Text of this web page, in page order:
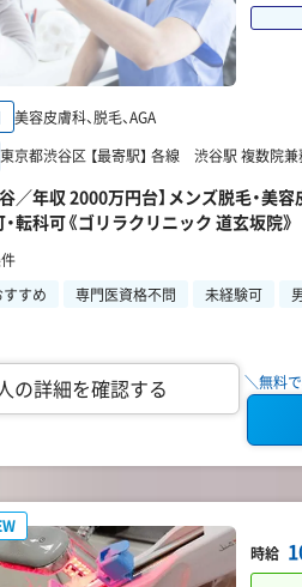
美容皮膚科、脱毛、AGA
東京都渋谷区 【最寄駅】 各線 渋谷駅 複数院
／年収 2000万円台】メンズ脱毛・美
転科可《ゴリラクリニック 道玄坂院》
すめ
専門医資格不問 未経験可
の詳細を確認する ＼無料
時給